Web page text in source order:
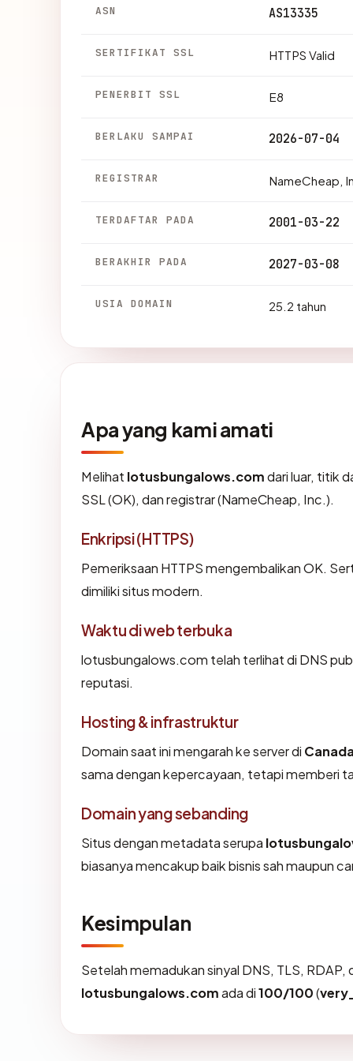
ASN AS13335
SERTIFIKAT SSL HTTPS Valid
PENERBIT SSL E8
BERLAKU SAMPAI 2026-07-04
REGISTRAR NameCheap,
TERDAFTAR PADA 2001-03-22
BERAKHIR PADA 2027-03-08
USIA DOMAIN 25.2 tahun
Apa yang kami amati
Melihat lotusbungalows.comdari luar, titik
SSL (OK), dan registrar (NameCheap, Inc.).
Enkripsi (HTTPS)
Pemeriksaan HTTPS mengembalikan OK.
dimiliki situs modern.
Waktu di web terbuka
lotusbungalows.com telah terlihat di DNS
reputasi.
Hosting & infrastruktur
Domain saat ini mengarah ke server di
sama dengan kepercayaan, tetapi memberi
Domain yang sebanding
Situs dengan metadata serupa
biasanya mencakup baik bisnis sah maupun
Kesimpulan
Setelah memadukan sinyal DNS, TLS,
lotusbungalows.comada di100/100(